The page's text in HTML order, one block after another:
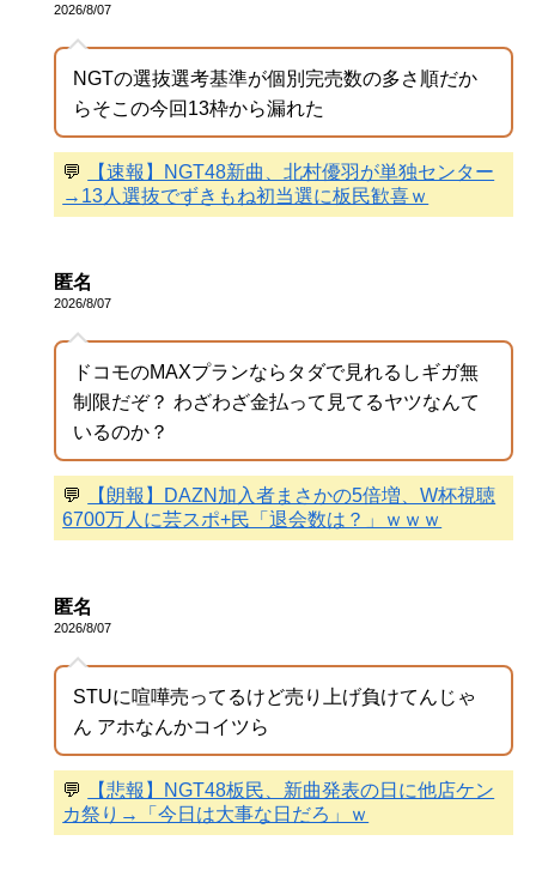
2026/8/07
NGTの選抜選考基準が個別完売数の多さ順だか
らそこの今回13枠から漏れた
💬
【速報】NGT48新曲、北村優羽が単独センター
→13人選抜でずきもね初当選に板民歓喜ｗ
匿名
2026/8/07
ドコモのMAXプランならタダで見れるしギガ無
制限だぞ？ わざわざ金払って見てるヤツなんて
いるのか？
💬
【朗報】DAZN加入者まさかの5倍増、W杯視聴
6700万人に芸スポ+民「退会数は？」ｗｗｗ
匿名
2026/8/07
STUに喧嘩売ってるけど売り上げ負けてんじゃ
ん アホなんかコイツら
💬
【悲報】NGT48板民、新曲発表の日に他店ケン
カ祭り→「今日は大事な日だろ」ｗ